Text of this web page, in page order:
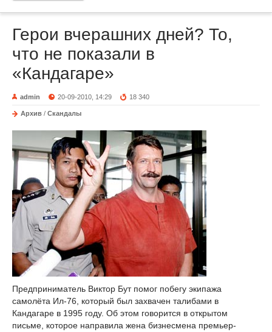
Герои вчерашних дней? То,
что не показали в
«Кандагаре»
admin 20-09-2010, 14:29 18 340
Архив / Скандалы
Предприниматель Виктор Бут помог побегу экипажа
самолёта Ил-76, который был захвачен талибами в
Кандагаре в 1995 году. Об этом говорится в открытом
письме, которое направила жена бизнесмена премьер-